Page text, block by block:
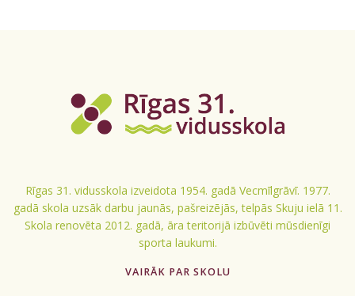
Rīgas 31. vidusskola izveidota 1954. gadā Vecmīlgrāvī. 1977.
gadā skola uzsāk darbu jaunās, pašreizējās, telpās Skuju ielā 11.
Skola renovēta 2012. gadā, āra teritorijā izbūvēti mūsdienīgi
sporta laukumi.
VAIRĀK PAR SKOLU